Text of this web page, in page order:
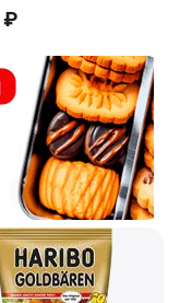
₽